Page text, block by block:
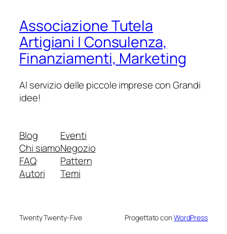
Associazione Tutela
Artigiani | Consulenza,
Finanziamenti, Marketing
Al servizio delle piccole imprese con Grandi
idee!
Blog
Chi siamo
FAQ
Autori
Eventi
Negozio
Pattern
Temi
Twenty Twenty-Five Progettato conWordPress